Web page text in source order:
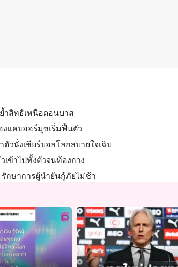
ย้ำสิทธิเหนือดอนบาส
งแคบฮอร์มุซเริ่มฟื้นตัว
วนั่งเชียร์บอลโลกสบายใจเฉิบ
เข้าไปทั้งตัวจนท้องกาง
รักษาการผู้นำยันกู้ภัยไม่ช้า